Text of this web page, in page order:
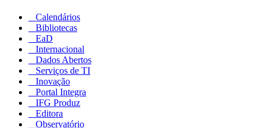
Calendários
Bibliotecas
EaD
Internacional
Dados Abertos
Serviços de TI
Inovação
Portal Integra
IFG Produz
Editora
Observatório